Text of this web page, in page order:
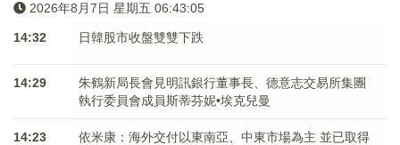
2026年8月7日 星期五 06:43:05
14:32 日韓股市收盤雙雙下跌
14:29
朱鶴新局長會見明訊銀行董事長、德意志交易所集團
執行委員會成員斯蒂芬妮•埃克兒曼
14:23
依米康：海外交付以東南亞、中東市場為主 並已取得